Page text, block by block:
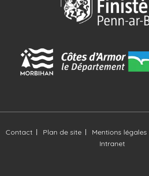
Contact Plan de site Mentions légales
Intranet